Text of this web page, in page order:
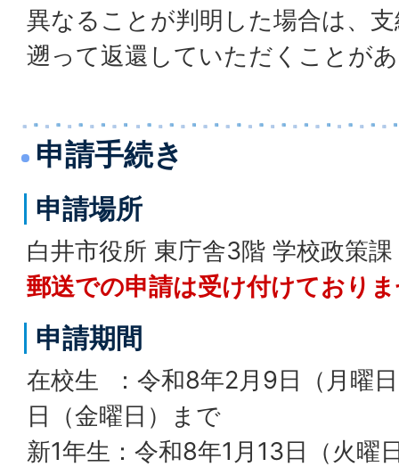
異なることが判明した場合は、
遡って返還していただくことが
申請手続き
申請場所
白井市役所 東庁舎3階 学校政策課
郵送での申請は受け付けており
申請期間
在校生 ：令和8年2月9日（月曜
日（金曜日）まで
新1年生：令和8年1月13日（火曜